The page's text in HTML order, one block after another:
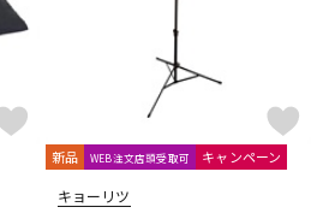
新品 WEB注文店頭受取可 キャンペーン
キョーリツ